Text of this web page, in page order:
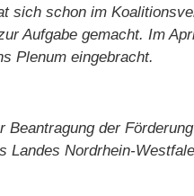
sich schon im
Aufgabe gemacht. Im
Plenum eingebracht.
Beantragung der
Landes Nordrhein-